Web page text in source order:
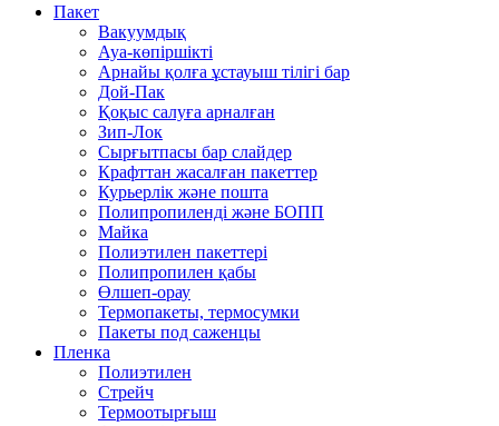
Пакет
Вакуумдық
Ауа-көпіршікті
Арнайы қолға ұстауыш тілігі бар
Дой-Пак
Қоқыс салуға арналған
Зип-Лок
Сырғытпасы бар слайдер
Крафттан жасалған пакеттер
Курьерлік және пошта
Полипропиленді және БОПП
Майка
Полиэтилен пакеттері
Полипропилен қабы
Өлшеп-орау
Термопакеты, термосумки
Пакеты под саженцы
Пленка
Полиэтилен
Стрейч
Термоотырғыш